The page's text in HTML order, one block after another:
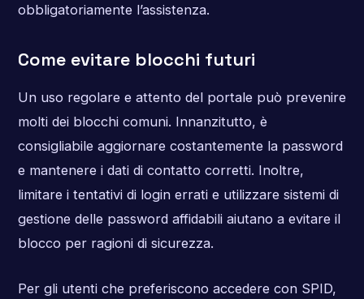
obbligatoriamente l’assistenza.
Come evitare blocchi futuri
Un uso regolare e attento del portale può prevenire
molti dei blocchi comuni. Innanzitutto, è
consigliabile aggiornare costantemente la password
e mantenere i dati di contatto corretti. Inoltre,
limitare i tentativi di login errati e utilizzare sistemi di
gestione delle password affidabili aiutano a evitare il
blocco per ragioni di sicurezza.
Per gli utenti che preferiscono accedere con SPID,